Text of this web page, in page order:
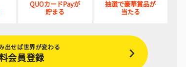
QUOカードPayが
貯まる
抽選で豪華賞品が
当たる
出せば世界が変わる
会員登録